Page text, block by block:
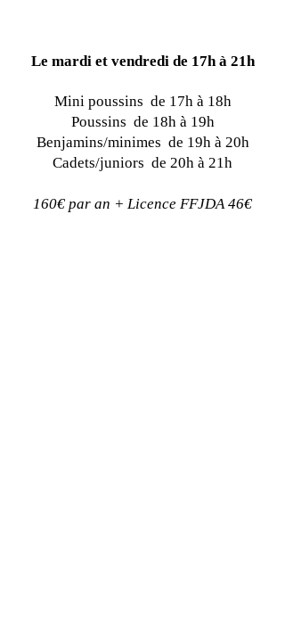
Le mardi et vendredi de 17h à 21h
Mini poussins de 17h à 18h
Poussins de 18h à 19h
Benjamins/minimes de 19h à 20h
Cadets/juniors de 20h à 21h
160€ par an + Licence FFJDA 46€